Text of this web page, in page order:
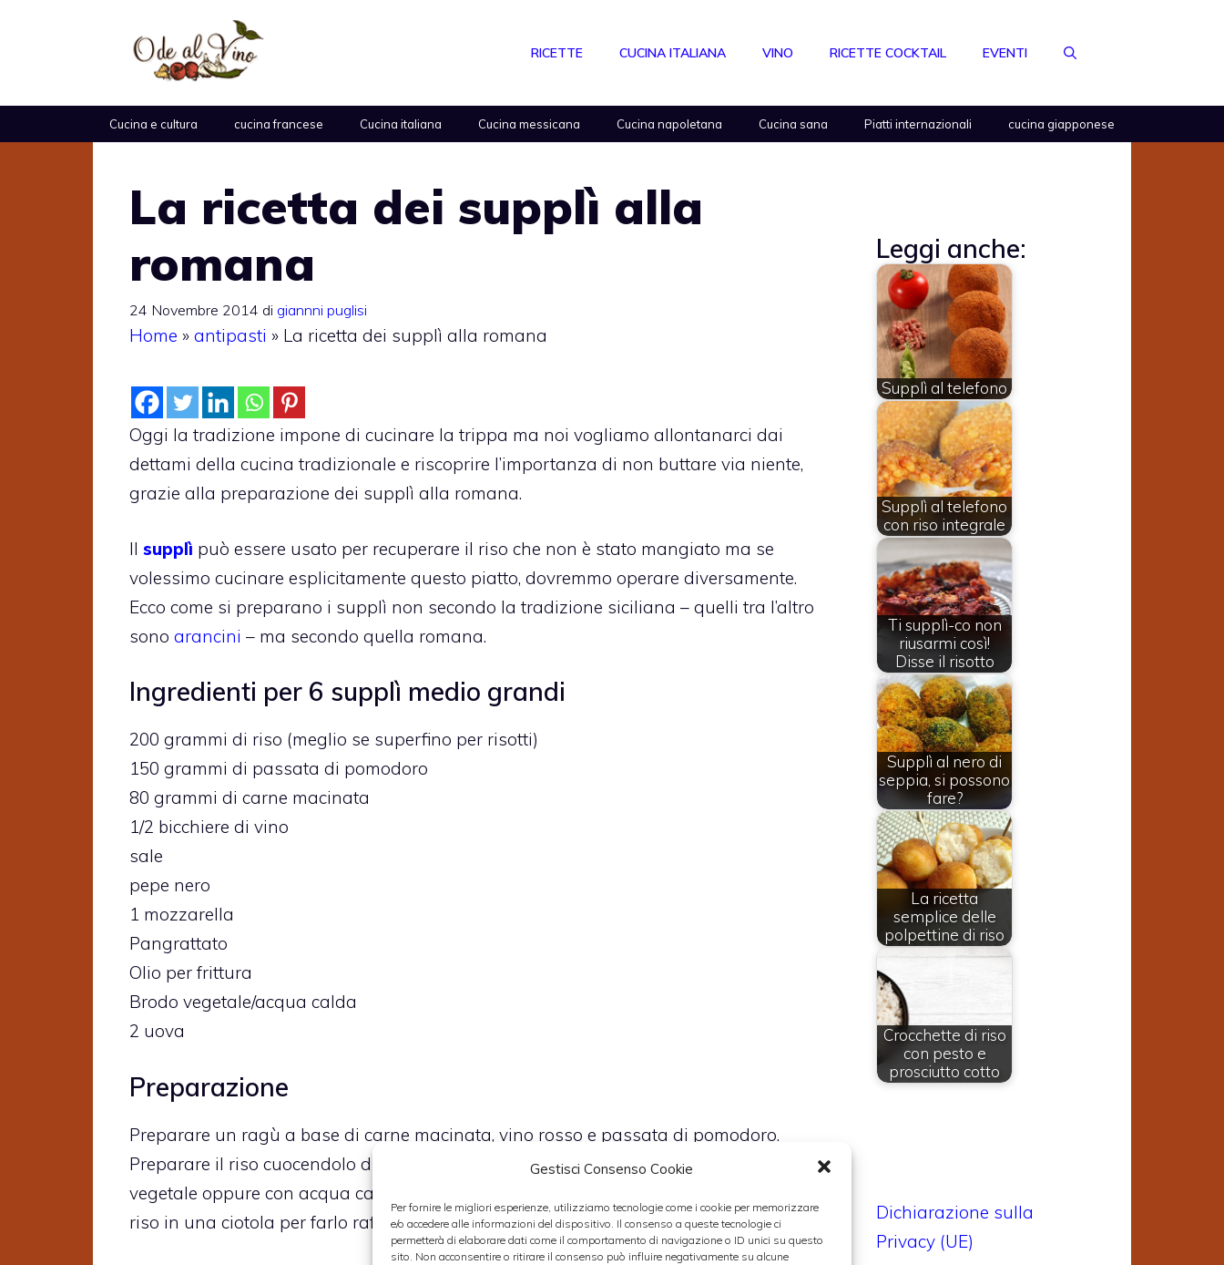
Gestisci Consenso Cookie
Per fornire le migliori esperienze, utilizziamo tecnologie come i cookie per memorizzare
e/o accedere alle informazioni del dispositivo. Il consenso a queste tecnologie ci
permetterà di elaborare dati come il comportamento di navigazione o ID unici su questo
sito. Non acconsentire o ritirare il consenso può influire negativamente su alcune
RICETTE CUCINA ITALIANA VINO RICETTE COCKTAIL EVENTI
Cucina e cultura cucina francese Cucina italiana Cucina messicana Cucina napoletana Cucina sana Piatti internazionali cucina giapponese
La ricetta dei supplì alla
romana
24 Novembre 2014 di giannni puglisi
Home » antipasti » La ricetta dei supplì alla romana
Oggi la tradizione impone di cucinare la trippa ma noi vogliamo allontanarci dai
dettami della cucina tradizionale e riscoprire l’importanza di non buttare via niente,
grazie alla preparazione dei supplì alla romana.
Il supplì può essere usato per recuperare il riso che non è stato mangiato ma se
volessimo cucinare esplicitamente questo piatto, dovremmo operare diversamente.
Ecco come si preparano i supplì non secondo la tradizione siciliana – quelli tra l’altro
sono arancini – ma secondo quella romana.
Ingredienti per 6 supplì medio grandi
200 grammi di riso (meglio se superfino per risotti)
150 grammi di passata di pomodoro
80 grammi di carne macinata
1/2 bicchiere di vino
sale
pepe nero
1 mozzarella
Pangrattato
Olio per frittura
Brodo vegetale/acqua calda
2 uova
Preparazione
Preparare un ragù a base di carne macinata, vino rosso e passata di pomodoro.
Preparare il riso cuocendolo direttamente nel ragù allungato con un po0 di brodo
vegetale oppure con acqua calda. Quando tutti il liquido è stato assorbito passate il
riso in una ciotola per farlo raffreddare aggiungendo sale e pepe.
Leggi anche:
Supplì al telefono
Supplì al telefono
con riso integrale
Ti supplì-co non
riusarmi così!
Disse il risotto
Supplì al nero di
seppia, si possono
fare?
La ricetta
semplice delle
polpettine di riso
Crocchette di riso
con pesto e
prosciutto cotto
Dichiarazione sulla
Privacy (UE)